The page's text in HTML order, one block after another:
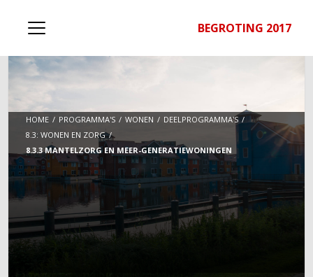
BEGROTING 2017
HOME PROGRAMMA'S WONEN
DEELPROGRAMMA'S
8.3: WONEN EN ZORG
8.3.3 MANTELZORG EN MEER-GENERATIEWONINGEN